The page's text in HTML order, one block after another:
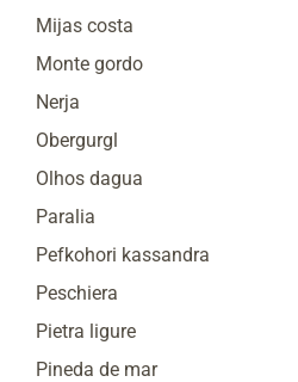
Mijas costa
Monte gordo
Nerja
Obergurgl
Olhos dagua
Paralia
Pefkohori kassandra
Peschiera
Pietra ligure
Pineda de mar